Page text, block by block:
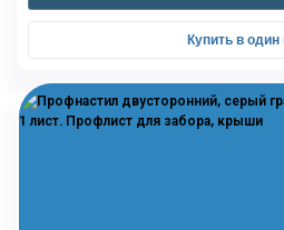
Купить в один